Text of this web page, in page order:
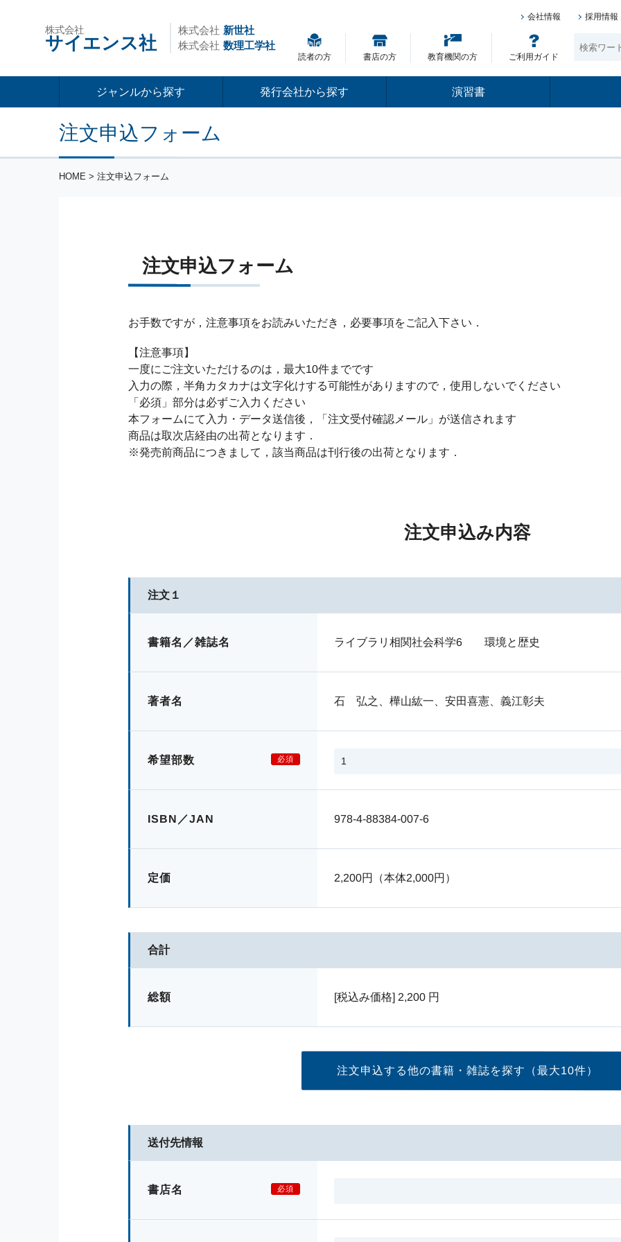
株式会社
サイエンス社
株式会社 新世社
株式会社 数理工学社
会社情報 採用情報
読者の方 書店の方 教育機関の方 ご利用ガイド
ジャンルから探す 発行会社から探す 演習書
注文申込フォーム
HOME > 注文申込フォーム
注文申込フォーム
お手数ですが，注意事項をお読みいただき，必要事項をご記入下さい．
【注意事項】
一度にご注文いただけるのは，最大10件までです
入力の際，半角カタカナは文字化けする可能性がありますので，使用しないでください
「必須」部分は必ずご入力ください
本フォームにて入力・データ送信後，「注文受付確認メール」が送信されます
商品は取次店経由の出荷となります．
※発売前商品につきまして，該当商品は刊行後の出荷となります．
注文申込み内容
注文１
書籍名／雑誌名 ライブラリ相関社会科学6 環境と歴史
著者名 石 弘之、樺山紘一、安田喜憲、義江彰夫
希望部数 必須
ISBN／JAN 978-4-88384-007-6
定価 2,200円（本体2,000円）
合計
総額 [税込み価格] 2,200円
注文申込する他の書籍・雑誌を探す（最大10件）
送付先情報
書店名 必須